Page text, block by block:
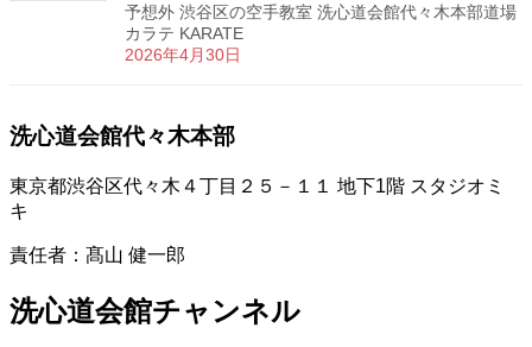
予想外 渋谷区の空手教室 洗心道会館代々木本部道場
カラテ KARATE
2026年4月30日
洗心道会館代々木本部
東京都渋谷区代々木４丁目２５－１１ 地下1階 スタジオミ
キ
責任者：髙山 健一郎
洗心道会館チャンネル